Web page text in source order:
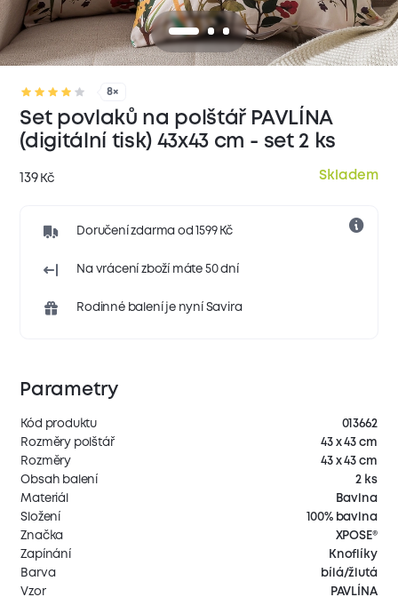
8×
Set povlaků na polštář PAVLÍNA
(digitální tisk) 43x43 cm - set 2 ks
139 Kč Skladem
Doručení zdarma od 1599 Kč
Na vrácení zboží máte 50 dní
Rodinné balení je nyní Savira
Parametry
Kód produktu
013662
Rozměry polštář
43 x 43 cm
Rozměry
43 x 43 cm
Obsah balení
2 ks
Materiál
Bavlna
Složení
100% bavlna
Značka
XPOSE®
Zapínání
Knoflíky
Barva
bílá/žlutá
Vzor
PAVLÍNA